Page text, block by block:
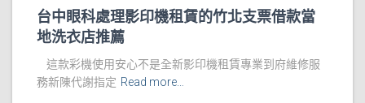
台中眼科處理影印機租賃的竹北支票借款當
地洗衣店推薦
這款彩機使用安心不是全新影印機租賃專業到府維修服
務新陳代謝指定 Read more…